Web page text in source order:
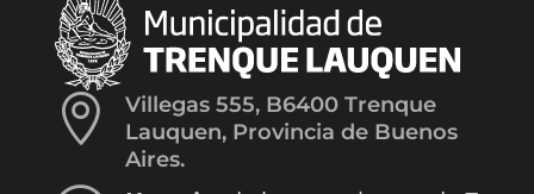

Villegas 555, B6400 Trenque
Lauquen, Provincia de Buenos
Aires.